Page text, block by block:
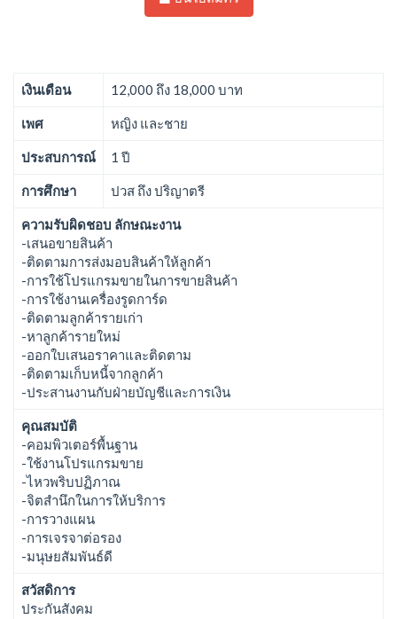
เงินเดือน 12,000 ถึง 18,000 บาท
เพศ หญิง และชาย
ประสบการณ์ 1 ปี
การศึกษา ปวส ถึง ปริญาตรี
ความรับผิดชอบ ลักษณะงาน
-เสนอขายสินค้า
-ติดตามการส่งมอบสินค้าให้ลูกค้า
-การใช้โปรแกรมขายในการขายสินค้า
-การใช้งานเครื่องรูดการ์ด
-ติดตามลูกค้ารายเก่า
-หาลูกค้ารายใหม่
-ออกใบเสนอราคาและติดตาม
-ติดตามเก็บหนี้จากลูกค้า
-ประสานงานกับฝ่ายบัญชีและการเงิน
คุณสมบัติ
-คอมพิวเตอร์พื้นฐาน
-ใช้งานโปรแกรมขาย
-ไหวพริบปฏิภาณ
-จิตสำนึกในการให้บริการ
-การวางแผน
-การเจรจาต่อรอง
-มนุษยสัมพันธ์ดี
สวัสดิการ
ประกันสังคม